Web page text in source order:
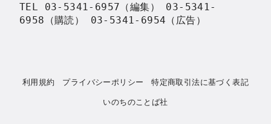
TEL 03-5341-6957（編集） 03-5341-
6958（購読） 03-5341-6954（広告）
利用規約 プライバシーポリシー
特定商取引法に基づく表記
いのちのことば社